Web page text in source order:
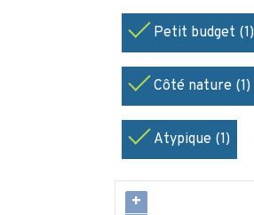
Petit budget (1)
Côté nature (1)
Atypique (1)
+